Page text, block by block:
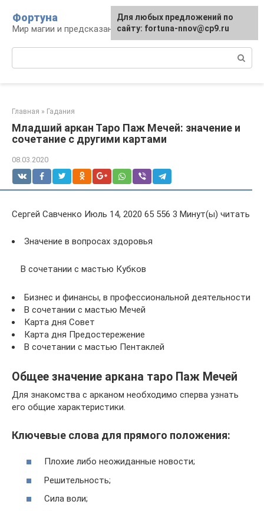
контенту
Фортуна
Мир магии и предсказаний
Главная » Гадания
Младший аркан Таро Паж Мечей: значение и
сочетание с другими картами
08.03.2020
Сергей Савченко Июль 14, 2020 65 556 3 Минут(ы) читать
Значение в вопросах здоровья
В сочетании с мастью Кубков
Бизнес и финансы, в профессиональной деятельности
В сочетании с мастью Мечей
Карта дня Совет
Карта дня Предостережение
В сочетании с мастью Пентаклей
Общее значение аркана таро Паж Мечей
Для знакомства с арканом необходимо сперва узнать
его общие характеристики.
Ключевые слова для прямого положения:
Плохие либо неожиданные новости;
Решительность;
Сила воли;
Для любых предложений по
сайту: fortuna-nnov@cp9.ru